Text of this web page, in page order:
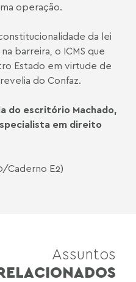
operação.
da lei
barreira, o ICMS que
Estado em virtude de
do Confaz.
do escritório Machado,
em direito
Caderno E2)
Assuntos